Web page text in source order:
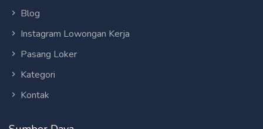
Blog
Instagram Lowongan Kerja
Pasang Loker
Kategori
Kontak